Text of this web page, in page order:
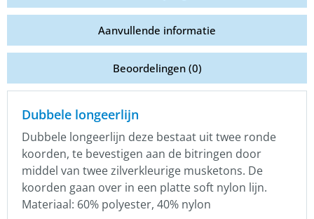
Aanvullende informatie
Beoordelingen (0)
Dubbele longeerlijn
Dubbele longeerlijn deze bestaat uit twee ronde
koorden, te bevestigen aan de bitringen door
middel van twee zilverkleurige musketons. De
koorden gaan over in een platte soft nylon lijn.
Materiaal: 60% polyester, 40% nylon